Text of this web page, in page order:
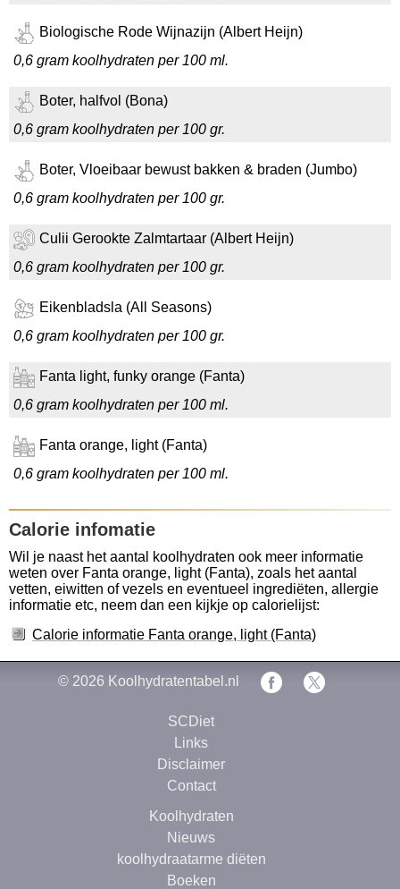
Biologische Rode Wijnazijn (Albert Heijn)
0,6 gram koolhydraten per 100 ml.
Boter, halfvol (Bona)
0,6 gram koolhydraten per 100 gr.
Boter, Vloeibaar bewust bakken & braden (Jumbo)
0,6 gram koolhydraten per 100 gr.
Culii Gerookte Zalmtartaar (Albert Heijn)
0,6 gram koolhydraten per 100 gr.
Eikenbladsla (All Seasons)
0,6 gram koolhydraten per 100 gr.
Fanta light, funky orange (Fanta)
0,6 gram koolhydraten per 100 ml.
Fanta orange, light (Fanta)
0,6 gram koolhydraten per 100 ml.
Calorie infomatie
Wil je naast het aantal koolhydraten ook meer informatie
weten over Fanta orange, light (Fanta), zoals het aantal
vetten, eiwitten of vezels en eventueel ingrediëten, allergie
informatie etc, neem dan een kijkje op calorielijst:
Calorie informatie Fanta orange, light (Fanta)
© 2026 Koolhydratentabel.nl
SCDiet
Links
Disclaimer
Contact
Koolhydraten
Nieuws
koolhydraatarme diëten
Boeken